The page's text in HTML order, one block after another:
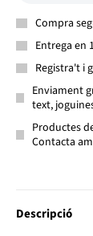
Compra
Entrega en
Registra't i
Enviament
text,
Productes
Contacta
Descripció